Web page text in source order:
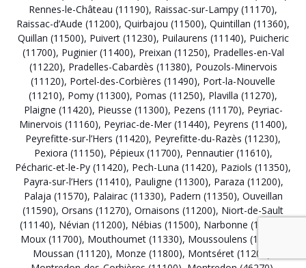
Rennes-le-Château (11190), Raissac-sur-Lampy (11170),
Raissac-d’Aude (11200), Quirbajou (11500), Quintillan (11360),
Quillan (11500), Puivert (11230), Puilaurens (11140), Puicheric
(11700), Puginier (11400), Preixan (11250), Pradelles-en-Val
(11220), Pradelles-Cabardès (11380), Pouzols-Minervois
(11120), Portel-des-Corbières (11490), Port-la-Nouvelle
(11210), Pomy (11300), Pomas (11250), Plavilla (11270),
Plaigne (11420), Pieusse (11300), Pezens (11170), Peyriac-
Minervois (11160), Peyriac-de-Mer (11440), Peyrens (11400),
Peyrefitte-sur-l’Hers (11420), Peyrefitte-du-Razès (11230),
Pexiora (11150), Pépieux (11700), Pennautier (11610),
Pécharic-et-le-Py (11420), Pech-Luna (11420), Paziols (11350),
Payra-sur-l’Hers (11410), Pauligne (11300), Paraza (11200),
Palaja (11570), Palairac (11330), Padern (11350), Ouveillan
(11590), Orsans (11270), Ornaisons (11200), Niort-de-Sault
(11140), Névian (11200), Nébias (11500), Narbonne (11100)
Moux (11700), Mouthoumet (11330), Moussoulens (11170)
Moussan (11120), Monze (11800), Montséret (11200)